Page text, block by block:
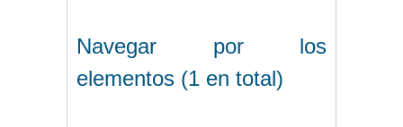
Navegar por los
elementos (1 en total)